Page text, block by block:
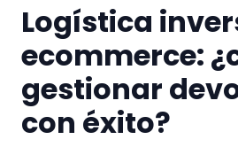
Logística
ecommerce:
gestionar
con éxito?